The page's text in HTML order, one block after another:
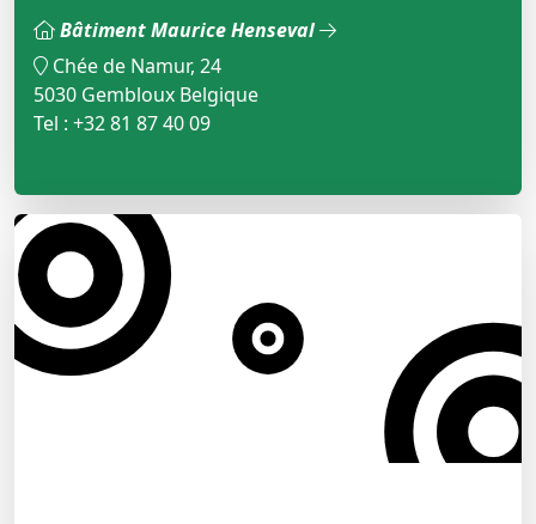
Bâtiment Maurice Henseval
Chée de Namur, 24
5030 Gembloux Belgique
Tel : +32 81 87 40 09